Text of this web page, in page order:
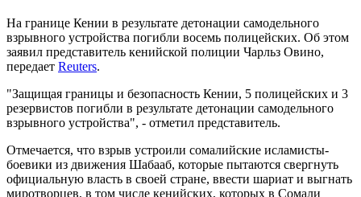
На границе Кении в результате детонации самодельного
взрывного устройства погибли восемь полицейских. Об этом
заявил представитель кенийской полиции Чарльз Овино,
передает Reuters.
"Защищая границы и безопасность Кении, 5 полицейских и 3
резервистов погибли в результате детонации самодельного
взрывного устройства", - отметил представитель.
Отмечается, что взрыв устроили сомалийские исламисты-
боевики из движения Шабааб, которые пытаются свергнуть
официальную власть в своей стране, ввести шариат и выгнать
миротворцев, в том числе кенийских, которых в Сомали